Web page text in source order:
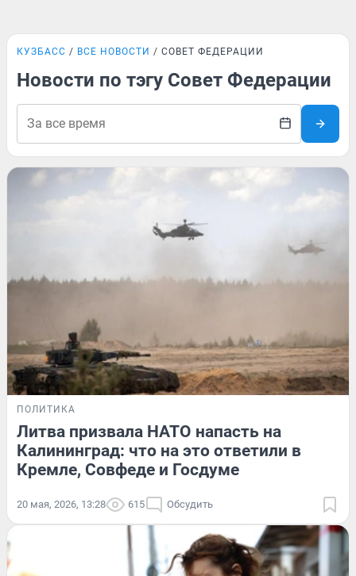
КУЗБАСС ВСЕ НОВОСТИ СОВЕТ ФЕДЕРАЦИИ
Новости по тэгу Совет Федерации
ПОЛИТИКА
Литва призвала НАТО напасть на
Калининград: что на это ответили в
Кремле, Совфеде и Госдуме
20 мая, 2026, 13:28 615 Обсудить